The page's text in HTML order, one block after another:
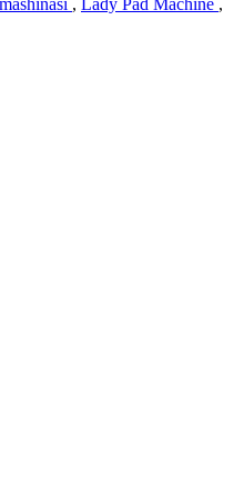
, Lady Pad Machine ,